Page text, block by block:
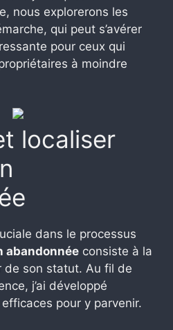
nous explorerons les
qui peut s’avérer
pour ceux qui
à moindre
localiser
dans le processus
abandonnée consiste à la
de son statut. Au fil de
j’ai développé
pour y parvenir.